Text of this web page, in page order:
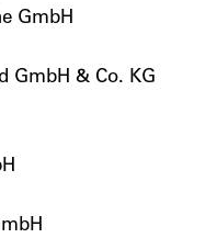
GmbH
GmbH & Co. KG